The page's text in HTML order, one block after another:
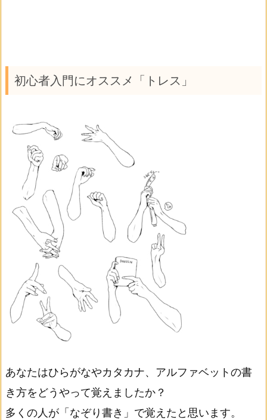
初心者入門にオススメ「トレス」
あなたはひらがなやカタカナ、アルファベットの書
き方をどうやって覚えましたか？
多くの人が「なぞり書き」で覚えたと思います。